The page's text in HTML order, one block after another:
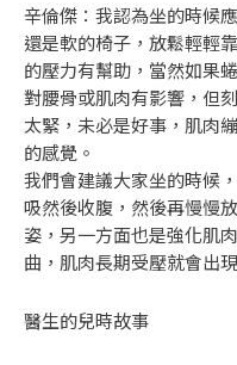
辛倫傑：我認為坐的時候
還是軟的椅子，放鬆輕輕
的壓力有幫助，當然如果
對腰骨或肌肉有影響，但
太緊，未必是好事，肌肉
的感覺。
我們會建議大家坐的時候
吸然後收腹，然後再慢慢
姿，另一方面也是強化肌
曲，肌肉長期受壓就會出
醫生的兒時故事